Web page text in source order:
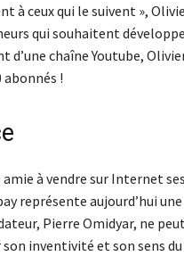
à ceux qui le suivent »,
qui souhaitent
chaîne Youtube,
abonnés !
à vendre sur Internet
représente aujourd’hui
Pierre Omidyar, ne
inventivité et son sens